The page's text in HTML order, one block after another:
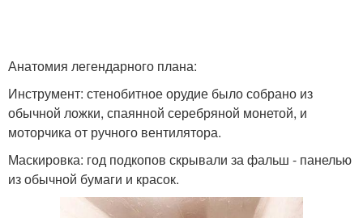
Анатомия легендарного плана:
Инструмент: стенобитное орудие было собрано из
обычной ложки, спаянной серебряной монетой, и
моторчика от ручного вентилятора.
Маскировка: год подкопов скрывали за фальш - панелью
из обычной бумаги и красок.